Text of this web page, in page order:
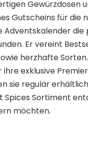
Gewürzdosen
Gutscheins für die
Adventskalender
Er vereint
herzhafte
exklusive
sie regulär
Spices Sortiment
möchten.